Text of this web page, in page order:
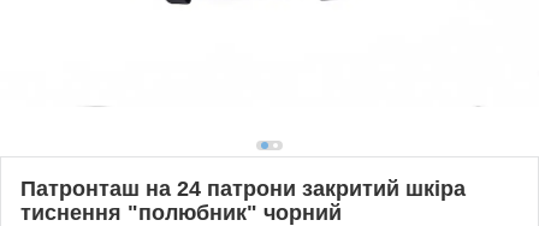
Патронташ на 24 патрони закритий шкіра
тиснення "полюбник" чорний